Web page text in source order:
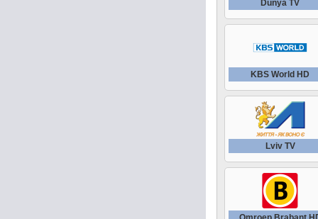
Dunya TV
KBS World HD
Lviv TV